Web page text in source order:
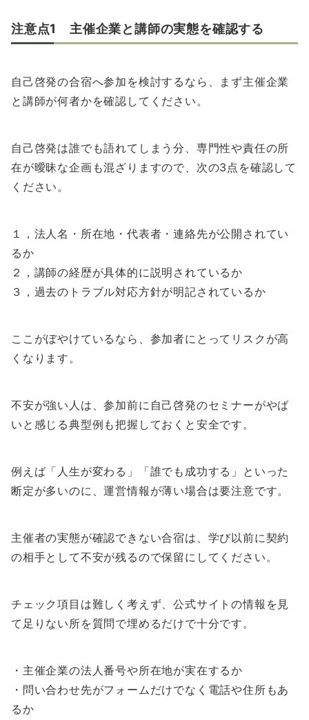
注意点1 主催企業と講師の実態を確認する
自己啓発の合宿へ参加を検討するなら、まず主催企業
と講師が何者かを確認してください。
自己啓発は誰でも語れてしまう分、専門性や責任の所
在が曖昧な企画も混ざりますので、次の3点を確認して
ください。
１，法人名・所在地・代表者・連絡先が公開されてい
るか
２，講師の経歴が具体的に説明されているか
３，過去のトラブル対応方針が明記されているか
ここがぼやけているなら、参加者にとってリスクが高
くなります。
不安が強い人は、参加前に自己啓発のセミナーがやば
いと感じる典型例も把握しておくと安全です。
例えば「人生が変わる」「誰でも成功する」といった
断定が多いのに、運営情報が薄い場合は要注意です。
主催者の実態が確認できない合宿は、学び以前に契約
の相手として不安が残るので保留にしてください。
チェック項目は難しく考えず、公式サイトの情報を見
て足りない所を質問で埋めるだけで十分です。
・主催企業の法人番号や所在地が実在するか
・問い合わせ先がフォームだけでなく電話や住所もあ
るか